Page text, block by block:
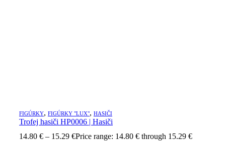
FIGÚRKY, FIGÚRKY "LUX", HASIČI
Trofej hasiči HP0006 | Hasiči
14.80 € – 15.29 €Price range: 14.80 € through 15.29 €